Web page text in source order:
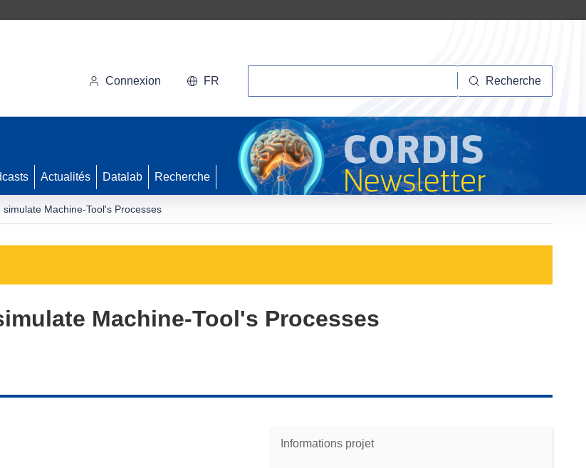
Connexion FR Recherche
Actualités Datalab Recherche
Machine-Tool's Processes
Machine-Tool's Processes
Informations projet